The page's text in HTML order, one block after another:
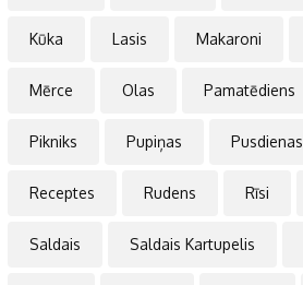
Kūka Lasis Makaroni
Mērce Olas Pamatēdiens
Pikniks Pupiņas Pusdienas
Receptes Rudens Rīsi
Saldais Saldais Kartupelis